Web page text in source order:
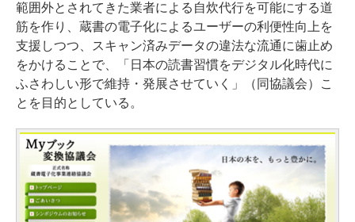
範囲外とされてきた業者による自炊代行を可能にする道
筋を作り、蔵書の電子化によるユーザーの利便性向上を
支援しつつ、スキャン済みデータの違法な流通に歯止め
をかけることで、「日本の読書習慣をデジタル化時代に
ふさわしい形で維持・発展させていく」（同協議会）こ
とを目的としている。